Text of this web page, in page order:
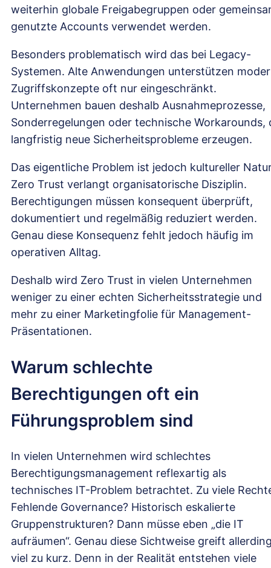
weiterhin globale Freigabegruppen oder
genutzte Accounts verwendet werden.
Besonders problematisch wird das bei Legacy-
Systemen. Alte Anwendungen unterstützen
Zugriffskonzepte oft nur eingeschränkt.
Unternehmen bauen deshalb Ausnahmeprozesse,
Sonderregelungen oder technische Workarounds,
langfristig neue Sicherheitsprobleme erzeugen.
Das eigentliche Problem ist jedoch kultureller
Zero Trust verlangt organisatorische Disziplin.
Berechtigungen müssen konsequent überprüft,
dokumentiert und regelmäßig reduziert werden.
Genau diese Konsequenz fehlt jedoch häufig im
operativen Alltag.
Deshalb wird Zero Trust in vielen Unternehmen
weniger zu einer echten Sicherheitsstrategie und
mehr zu einer Marketingfolie für Management-
Präsentationen.
Warum schlechte
Berechtigungen oft ein
Führungsproblem sind
In vielen Unternehmen wird schlechtes
Berechtigungsmanagement reflexartig als
technisches IT-Problem betrachtet. Zu viele
Fehlende Governance? Historisch eskalierte
Gruppenstrukturen? Dann müsse eben „die IT
aufräumen“. Genau diese Sichtweise greift
viel zu kurz. Denn in der Realität entstehen viele